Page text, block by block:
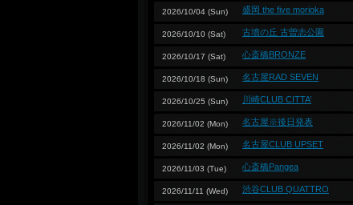
盛岡 the five morioka
2026/10/04 (Sun)
古墳の丘 古曽志公園
2026/10/10 (Sat)
心斎橋BRONZE
2026/10/17 (Sat)
名古屋RAD SEVEN
2026/10/18 (Sun)
川崎CLUB CITTA’
2026/10/25 (Sun)
名古屋※後日発表
2026/11/02 (Mon)
名古屋CLUB UPSET
2026/11/02 (Mon)
心斎橋Pangea
2026/11/03 (Tue)
渋谷CLUB QUATTRO
2026/11/11 (Wed)